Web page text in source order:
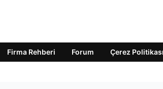
Firma Rehberi Forum Çerez Politikası